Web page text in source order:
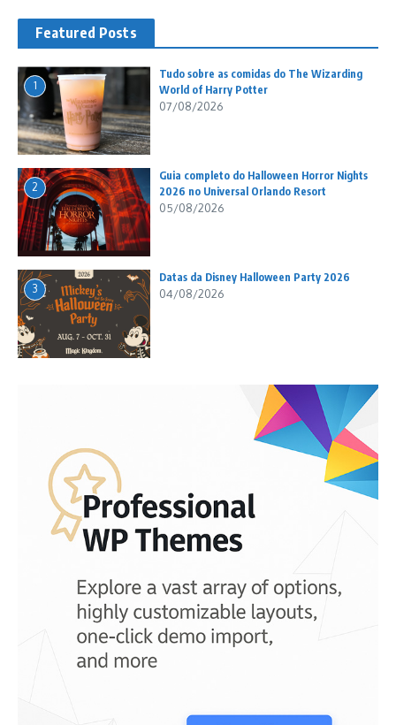
Featured Posts
1
Tudo sobre as comidas do The Wizarding
World of Harry Potter
07/08/2026
2
Guia completo do Halloween Horror Nights
2026 no Universal Orlando Resort
05/08/2026
3
Datas da Disney Halloween Party 2026
04/08/2026